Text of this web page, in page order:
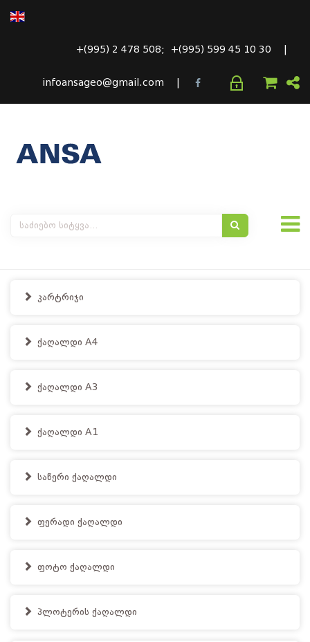
+(995) 2 478 508; +(995) 599 45 10 30 |
infoansageo@gmail.com |
კარტრიჯი
ქაღალდი A4
ქაღალდი A3
ქაღალდი A1
საწერი ქაღალდი
ფერადი ქაღალდი
ფოტო ქაღალდი
პლოტერის ქაღალდი